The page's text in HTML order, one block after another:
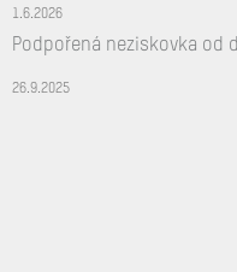
1.6.2026
Podpořená neziskovka od
26.9.2025